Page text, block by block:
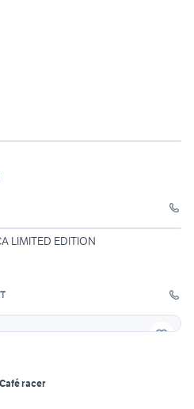
LIMITED EDITION
racer